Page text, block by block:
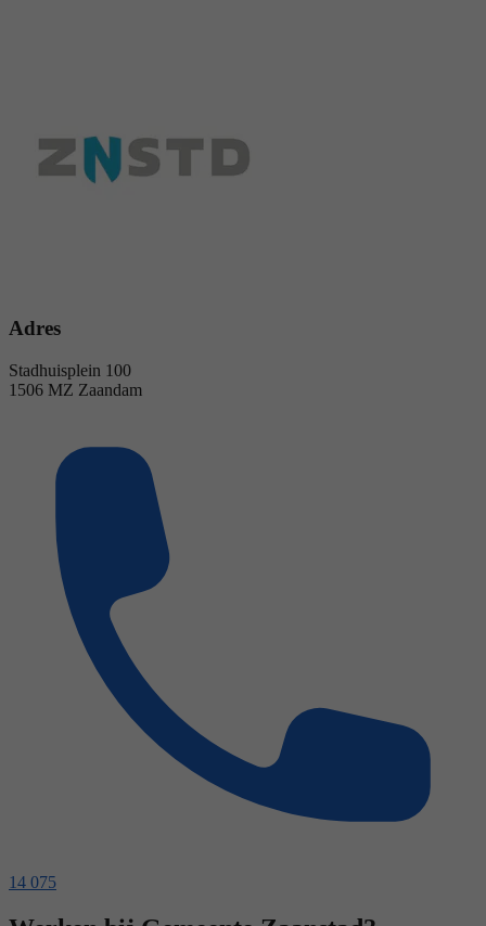
Adres
Stadhuisplein 100
1506 MZ Zaandam
14 075